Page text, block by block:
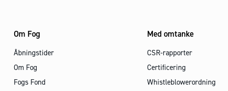
Om Fog
Åbningstider
Om Fog
Fogs Fond
Med omtanke
CSR-rapporter
Certificering
Whistleblowerordning